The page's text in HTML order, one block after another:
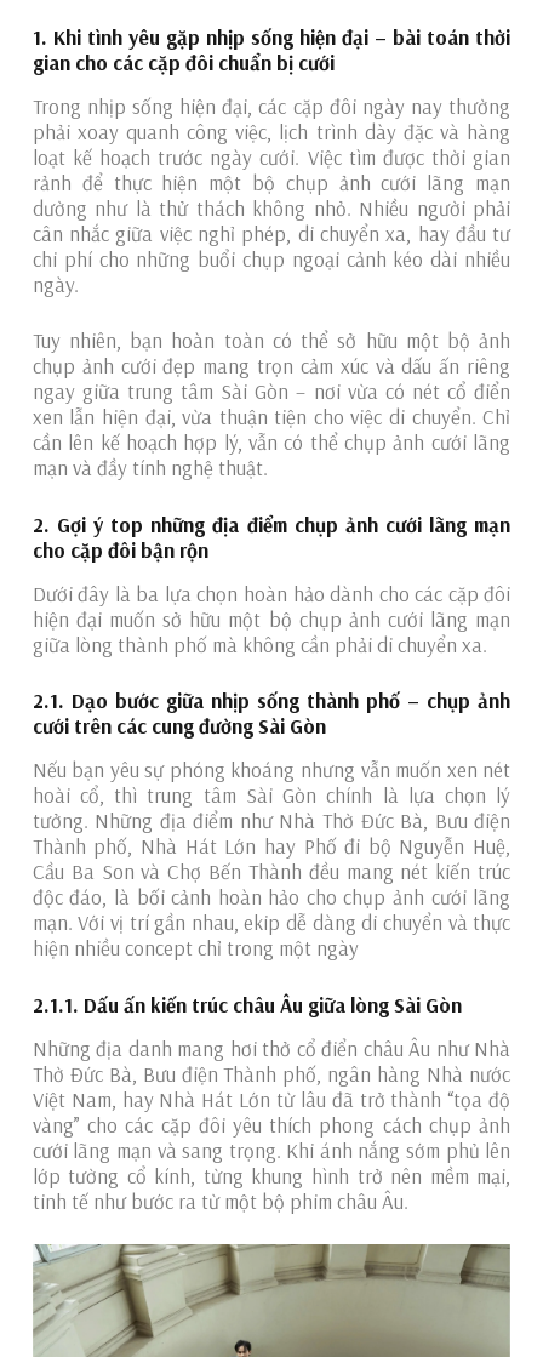
1. Khi tình yêu gặp nhịp sống hiện đại – bài toán thời
gian cho các cặp đôi chuẩn bị cưới
Trong nhịp sống hiện đại, các cặp đôi ngày nay thường
phải xoay quanh công việc, lịch trình dày đặc và hàng
loạt kế hoạch trước ngày cưới. Việc tìm được thời gian
rảnh để thực hiện một bộ chụp ảnh cưới lãng mạn
dường như là thử thách không nhỏ. Nhiều người phải
cân nhắc giữa việc nghỉ phép, di chuyển xa, hay đầu tư
chi phí cho những buổi chụp ngoại cảnh kéo dài nhiều
ngày.
Tuy nhiên, bạn hoàn toàn có thể sở hữu một bộ ảnh
chụp ảnh cưới đẹp mang trọn cảm xúc và dấu ấn riêng
ngay giữa trung tâm Sài Gòn – nơi vừa có nét cổ điển
xen lẫn hiện đại, vừa thuận tiện cho việc di chuyển. Chỉ
cần lên kế hoạch hợp lý, vẫn có thể chụp ảnh cưới lãng
mạn và đầy tính nghệ thuật.
2. Gợi ý top những địa điểm chụp ảnh cưới lãng mạn
cho cặp đôi bận rộn
Dưới đây là ba lựa chọn hoàn hảo dành cho các cặp đôi
hiện đại muốn sở hữu một bộ chụp ảnh cưới lãng mạn
giữa lòng thành phố mà không cần phải di chuyển xa.
2.1. Dạo bước giữa nhịp sống thành phố – chụp ảnh
cưới trên các cung đường Sài Gòn
Nếu bạn yêu sự phóng khoáng nhưng vẫn muốn xen nét
hoài cổ, thì trung tâm Sài Gòn chính là lựa chọn lý
tưởng. Những địa điểm như Nhà Thờ Đức Bà, Bưu điện
Thành phố, Nhà Hát Lớn hay Phố đi bộ Nguyễn Huệ,
Cầu Ba Son và Chợ Bến Thành đều mang nét kiến trúc
độc đáo, là bối cảnh hoàn hảo cho chụp ảnh cưới lãng
mạn. Với vị trí gần nhau, ekip dễ dàng di chuyển và thực
hiện nhiều concept chỉ trong một ngày
2.1.1. Dấu ấn kiến trúc châu Âu giữa lòng Sài Gòn
Những địa danh mang hơi thở cổ điển châu Âu như Nhà
Thờ Đức Bà, Bưu điện Thành phố, ngân hàng Nhà nước
Việt Nam, hay Nhà Hát Lớn từ lâu đã trở thành “tọa độ
vàng” cho các cặp đôi yêu thích phong cách chụp ảnh
cưới lãng mạn và sang trọng. Khi ánh nắng sớm phủ lên
lớp tường cổ kính, từng khung hình trở nên mềm mại,
tinh tế như bước ra từ một bộ phim châu Âu.